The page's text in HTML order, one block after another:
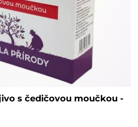
s čedičovou moučkou -